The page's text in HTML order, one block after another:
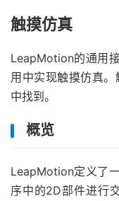
触摸仿真
LeapMotion的通用
用中实现触摸仿真
中找到。
概览
LeapMotion定义了
序中的2D部件进行